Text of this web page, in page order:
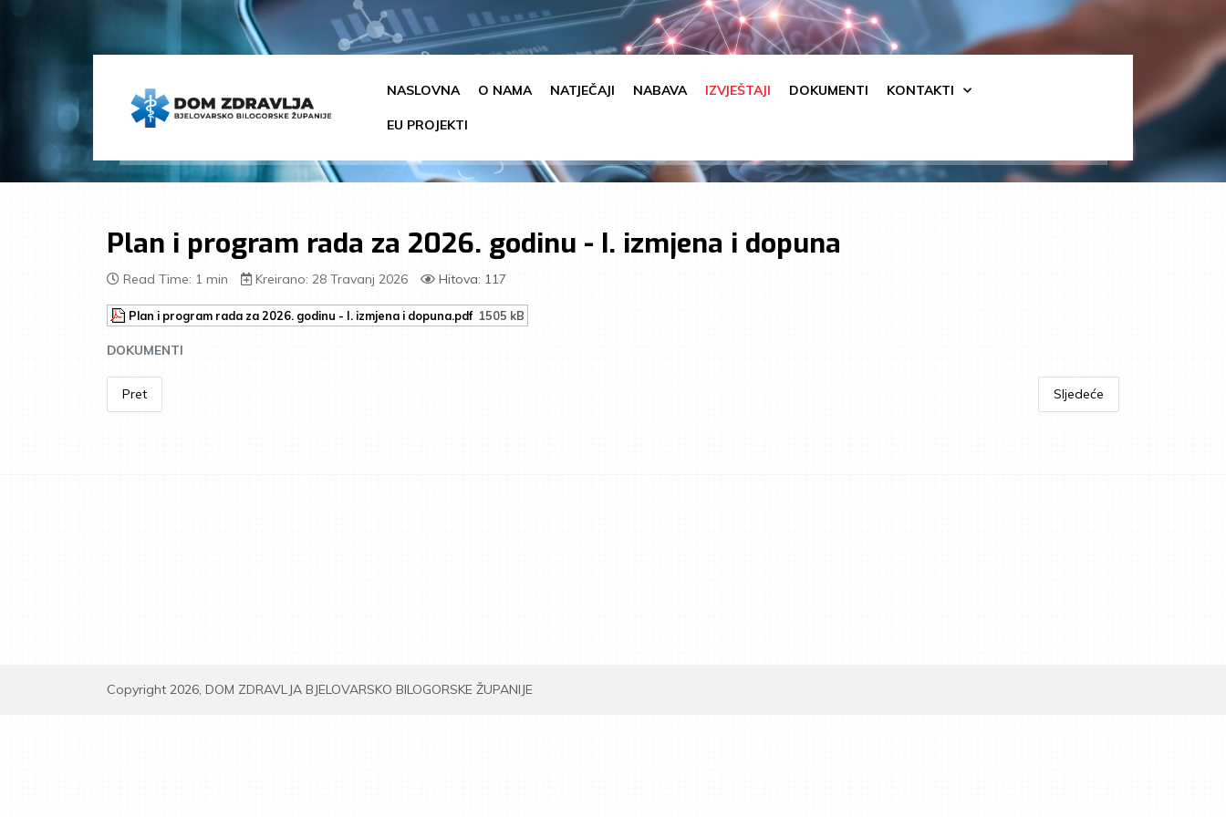
NASLOVNA O NAMA NATJEČAJI NABAVA IZVJEŠTAJI DOKUMENTI KONTAKTI
EU PROJEKTI
Plan i program rada za 2026. godinu - I. izmjena i dopuna
Read Time: 1 min Kreirano: 28 Travanj 2026 Hitova: 117
DOKUMENTI
Plan i program rada za 2026. godinu - I. izmjena i dopuna.pdf 1505 kB
Pret Sljedeće
Copyright 2026, DOM ZDRAVLJA BJELOVARSKO BILOGORSKE ŽUPANIJE